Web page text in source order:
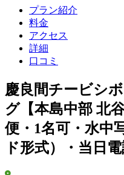
プラン紹介
料金
アクセス
詳細
口コミ
慶良間チービシ
グ【本島中部 北
便・1名可・水中
ド形式）・当日電